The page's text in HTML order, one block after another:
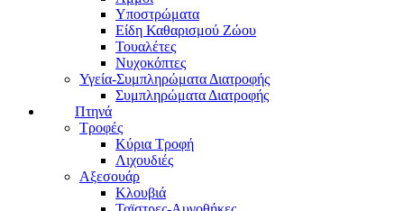
Υποστρώματα
Είδη Καθαρισμού Ζώου
Τουαλέτες
Νυχοκόπτες
Υγεία-Συμπληρώματα Διατροφής
Συμπληρώματα Διατροφής
Πτηνά
Τροφές
Κύρια Τροφή
Λιχουδιές
Αξεσουάρ
Κλουβιά